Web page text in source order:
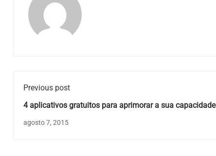
Previous post
4 aplicativos gratuitos para aprimorar a sua capacidade
agosto 7, 2015